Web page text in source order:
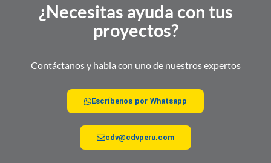
¿Necesitas ayuda con tus
proyectos?
Contáctanos y habla con uno de nuestros expertos
Escríbenos por Whatsapp
cdv@cdvperu.com